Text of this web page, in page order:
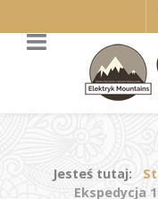
Jesteś tutaj:
Ekspedycja